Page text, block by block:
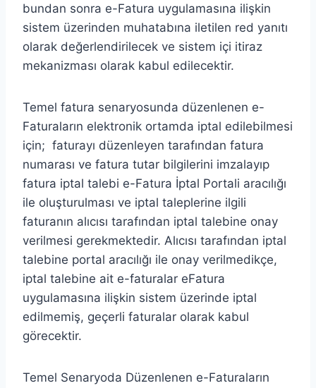
bundan sonra e-Fatura uygulamasına ilişkin
sistem üzerinden muhatabına iletilen red yanıtı
olarak değerlendirilecek ve sistem içi itiraz
mekanizması olarak kabul edilecektir.
Temel fatura senaryosunda düzenlenen e-
Faturaların elektronik ortamda iptal edilebilmesi
için; faturayı düzenleyen tarafından fatura
numarası ve fatura tutar bilgilerini imzalayıp
fatura iptal talebi e-Fatura İptal Portali aracılığı
ile oluşturulması ve iptal taleplerine ilgili
faturanın alıcısı tarafından iptal talebine onay
verilmesi gerekmektedir. Alıcısı tarafından iptal
talebine portal aracılığı ile onay verilmedikçe,
iptal talebine ait e-faturalar eFatura
uygulamasına ilişkin sistem üzerinde iptal
edilmemiş, geçerli faturalar olarak kabul
görecektir.
Temel Senaryoda Düzenlenen e-Faturaların